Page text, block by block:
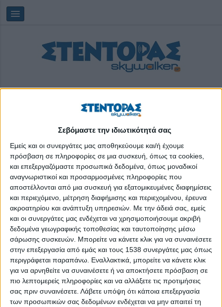
Σεβόμαστε την ιδιωτικότητά σας
Εμείς και οι συνεργάτες μας αποθηκεύουμε και/ή έχουμε
πρόσβαση σε πληροφορίες σε μια συσκευή, όπως τα cookies,
και επεξεργαζόμαστε προσωπικά δεδομένα, όπως μοναδικοί
αναγνωριστικοί και προσαρμοσμένες πληροφορίες που
αποστέλλονται από μια συσκευή για εξατομικευμένες διαφημίσεις
και περιεχόμενο, μέτρηση διαφήμισης και περιεχομένου, έρευνα
ακροατηρίου και ανάπτυξη υπηρεσιών. Με την άδειά σας, εμείς
και οι συνεργάτες μας ενδέχεται να χρησιμοποιήσουμε ακριβή
δεδομένα γεωγραφικής τοποθεσίας και ταυτοποίησης μέσω
σάρωσης συσκευών. Μπορείτε να κάνετε κλικ για να συναινέσετε
στην επεξεργασία από εμάς και τους 1538 συνεργάτες μας όπως
περιγράφεται παραπάνω. Εναλλακτικά, μπορείτε να κάνετε κλικ
για να αρνηθείτε να συναινέσετε ή να αποκτήσετε πρόσβαση σε
πιο λεπτομερείς πληροφορίες και να αλλάξετε τις προτιμήσεις
σας πριν συναινέσετε. Λάβετε υπόψη ότι κάποια επεξεργασία
των προσωπικών σας δεδομένων ενδέχεται να μην απαιτεί τη
Παρασκευή, 07/08/202607:37:41
Let’s play Boomwhackers
Έφη Μπαχτσεβάνα: «Η μουσική είναι το πάθος μου!»